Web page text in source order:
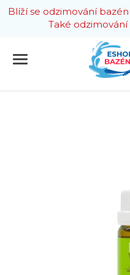
Blíží se odzimování
Také